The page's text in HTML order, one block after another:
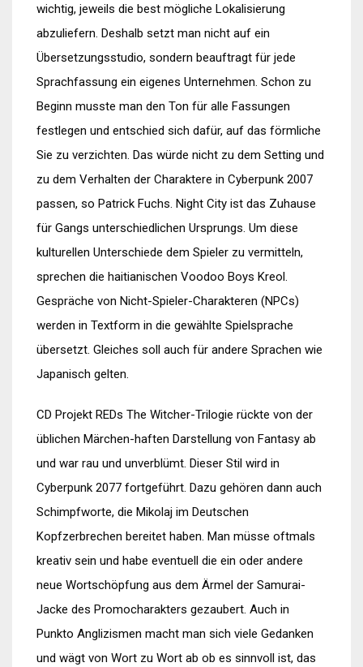
wichtig, jeweils die best mögliche Lokalisierung
abzuliefern. Deshalb setzt man nicht auf ein
Übersetzungsstudio, sondern beauftragt für jede
Sprachfassung ein eigenes Unternehmen. Schon zu
Beginn musste man den Ton für alle Fassungen
festlegen und entschied sich dafür, auf das förmliche
Sie zu verzichten. Das würde nicht zu dem Setting und
zu dem Verhalten der Charaktere in Cyberpunk 2007
passen, so Patrick Fuchs. Night City ist das Zuhause
für Gangs unterschiedlichen Ursprungs. Um diese
kulturellen Unterschiede dem Spieler zu vermitteln,
sprechen die haitianischen Voodoo Boys Kreol.
Gespräche von Nicht-Spieler-Charakteren (NPCs)
werden in Textform in die gewählte Spielsprache
übersetzt. Gleiches soll auch für andere Sprachen wie
Japanisch gelten.
CD Projekt REDs The Witcher-Trilogie rückte von der
üblichen Märchen-haften Darstellung von Fantasy ab
und war rau und unverblümt. Dieser Stil wird in
Cyberpunk 2077 fortgeführt. Dazu gehören dann auch
Schimpfworte, die Mikolaj im Deutschen
Kopfzerbrechen bereitet haben. Man müsse oftmals
kreativ sein und habe eventuell die ein oder andere
neue Wortschöpfung aus dem Ärmel der Samurai-
Jacke des Promocharakters gezaubert. Auch in
Punkto Anglizismen macht man sich viele Gedanken
und wägt von Wort zu Wort ab ob es sinnvoll ist, das